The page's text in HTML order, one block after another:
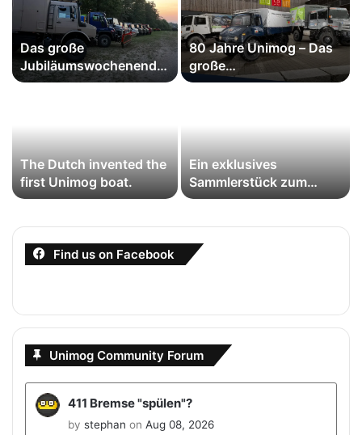
Das große
Jubiläumswochenende
gestartet: Erste
80 Jahre Unimog – Das
große
Jubiläumswochenende
The Dutch invented the
first Unimog boat.
Ein exklusives
Sammlerstück zum
Unimog-Jubiläum
Find us on Facebook
Unimog Community Forum
411 Bremse "spülen"?
by stephan on Aug 08, 2026